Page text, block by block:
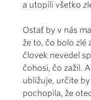
a utopili všetko
Ostať by v nás
že to, čo bolo zlé
človek nevedel
čohosi, čo zažil.
ubližuje, určite
pochopila, že